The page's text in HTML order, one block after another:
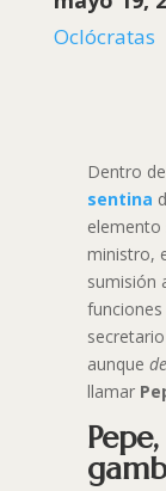
Oclócratas
Dentro
sentina
elemento
ministro,
sumisión
aunque
llamar